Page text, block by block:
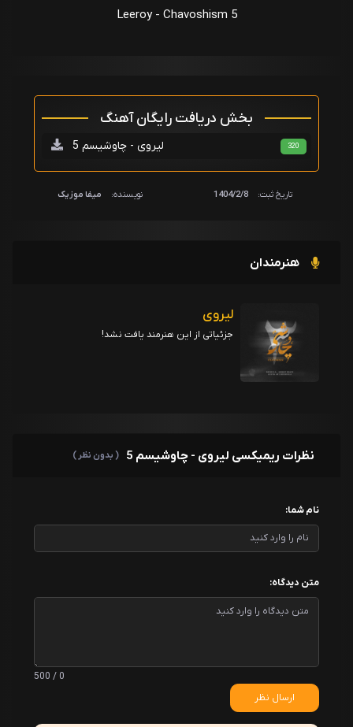
Leeroy - Chavoshism 5
بخش دریافت رایگان آهنگ
لیروی - چاوشیسم 5 320
تاریخ ثبت: 1404/2/8 نویسنده: میفا موزیک
هنرمندان
لیروی
جزئیاتی از این هنرمند یافت نشد!
نظرات ریمیکسی لیروی - چاوشیسم 5 ( بدون نظر )
نام شما:
متن دیدگاه:
0 / 500
ارسال نظر